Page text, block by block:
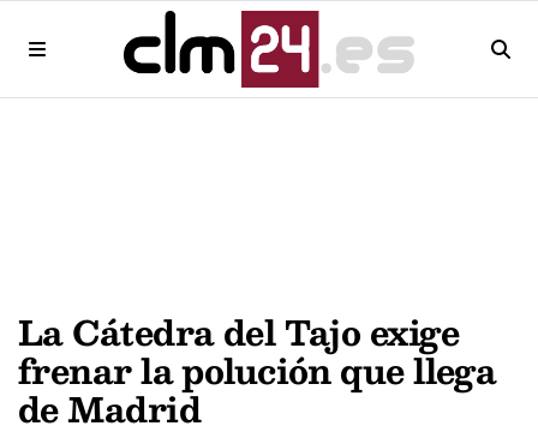
La Cátedra del Tajo exige
frenar la polución que llega
de Madrid